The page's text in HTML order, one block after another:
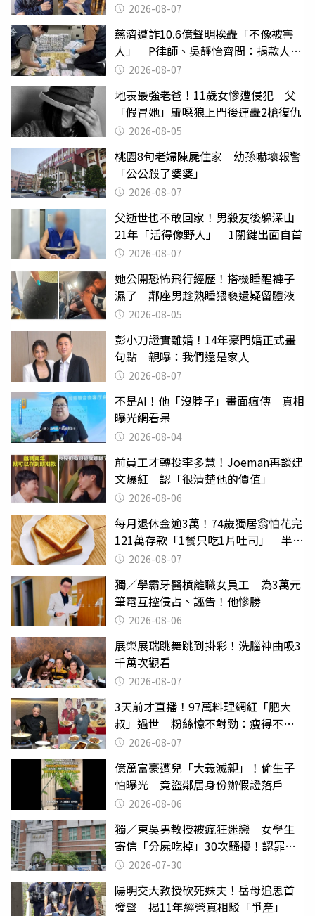
2026-08-07
慈濟遭詐10.6億聲明挨轟「不像被害
人」 P律師、吳靜怡齊問：捐款人有
權知道真相
2026-08-07
地表最強老爸！11歲女慘遭侵犯 父
「假冒她」騙噁狼上門後連轟2槍復仇
2026-08-05
桃園8旬老婦陳屍住家 幼孫嚇壞報警
「公公殺了婆婆」
2026-08-07
父逝世也不敢回家！男殺友後躲深山
21年「活得像野人」 1關鍵出面自首
2026-08-07
她公開恐怖飛行經歷！搭機睡醒褲子
濕了 鄰座男趁熟睡猥褻還疑留體液
2026-08-05
彭小刀證實離婚！14年豪門婚正式畫
句點 親曝：我們還是家人
2026-08-07
不是AI！他「沒脖子」畫面瘋傳 真相
曝光網看呆
2026-08-04
前員工才轉投李多慧！Joeman再談建
文爆紅 認「很清楚他的價值」
2026-08-06
每月退休金逾3萬！74歲獨居翁怕花完
121萬存款「1餐只吃1片吐司」 半年
後暴瘦嚇壞女兒
2026-08-07
獨／學霸牙醫槓離職女員工 為3萬元
筆電互控侵占、誣告！他慘勝
2026-08-06
展榮展瑞跳舞跳到掛彩！洗腦神曲吸3
千萬次觀看
2026-08-07
3天前才直播！97萬料理網紅「肥大
叔」過世 粉絲憶不對勁：瘦得不合
理 2026-08-07
億萬富豪遭兒「大義滅親」！偷生子
怕曝光 竟盜鄰居身份辦假證落戶
2026-08-06
獨／東吳男教授被瘋狂迷戀 女學生
寄信「分屍吃掉」30次騷擾！認罪免
關 2026-07-30
陽明交大教授砍死妹夫！岳母追思首
發聲 揭11年經營真相駁「爭產」